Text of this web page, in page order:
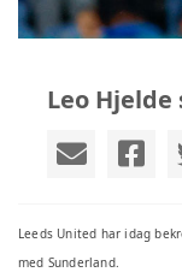
Leo
Leeds United har idag
med Sunderland.